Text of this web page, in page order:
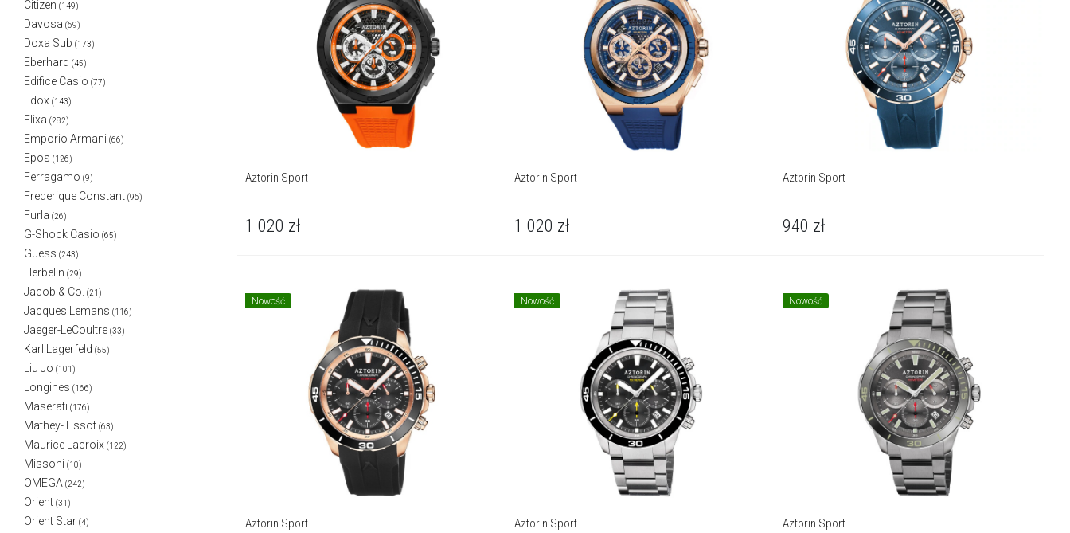
Citizen (149)
Davosa (69)
Doxa Sub (173)
Eberhard (45)
Edifice Casio (77)
Edox (143)
Elixa (282)
Emporio Armani (66)
Epos (126)
Ferragamo (9)
Frederique Constant (96)
Furla (26)
G-Shock Casio (65)
Guess (243)
Herbelin (29)
Jacob & Co. (21)
Jacques Lemans (116)
Jaeger-LeCoultre (33)
Karl Lagerfeld (55)
Liu Jo (101)
Longines (166)
Maserati (176)
Mathey-Tissot (63)
Maurice Lacroix (122)
Missoni (10)
OMEGA (242)
Orient (31)
Orient Star (4)
Aztorin Sport
1 020 zł
Aztorin Sport
1 020 zł
Aztorin Sport
940 zł
Nowość
Aztorin Sport
Nowość
Aztorin Sport
Nowość
Aztorin Sport